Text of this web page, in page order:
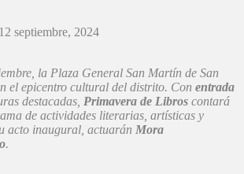
12 septiembre, 2024
la Plaza General San Martín de San
el epicentro cultural del distrito. Con entrada
destacadas, Primavera de Libros contará
de actividades literarias, artísticas y
acto inaugural, actuarán Mora
.